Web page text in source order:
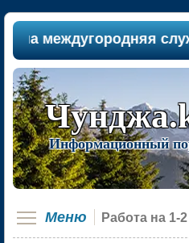
междугородняя
Информационный
Меню Работа на 1-